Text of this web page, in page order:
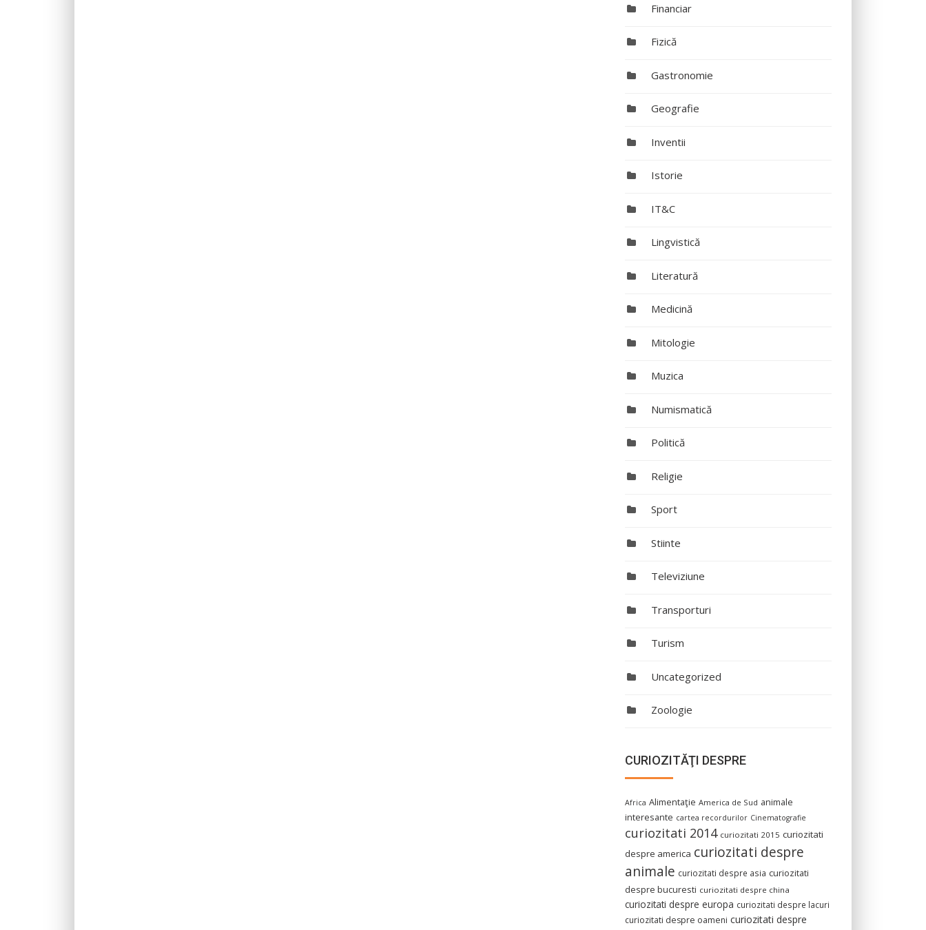
Financiar
Fizică
Gastronomie
Geografie
Inventii
Istorie
IT&C
Lingvistică
Literatură
Medicină
Mitologie
Muzica
Numismatică
Politică
Religie
Sport
Stiinte
Televiziune
Transporturi
Turism
Uncategorized
Zoologie
CURIOZITĂŢI DESPRE
Africa Alimentaţie America de Sud animale
interesante cartea recordurilor Cinematografie
curiozitati 2014 curiozitati 2015 curiozitati
despre america curiozitati despre
animale curiozitati despre asia curiozitati
despre bucuresti curiozitati despre china
curiozitati despre europa curiozitati despre lacuri
curiozitati despre oameni curiozitati despre